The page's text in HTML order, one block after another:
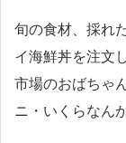
旬の食材、採れ
イ海鮮丼を注文
市場のおばちゃ
ニ・いくらなん